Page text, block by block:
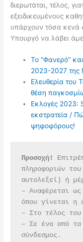
διερωτάται, τέλος,
εξειδικευμένους
υπάρχουν τόσα κενά
Υπουργό να λάβει
Το “Φανερό”
2023-2027 της
Ελευθερία του
θέση
Εκλογές 2023:
εκστρατεία /
ψηφοφόρους!
Προσοχή!
πληροφοριών
αυτολεξεί) ή
– Αναφέρεται ως
όπου γίνεται η
– Στο τέλος
– Σε ένα από τα
σύνδεσμος.